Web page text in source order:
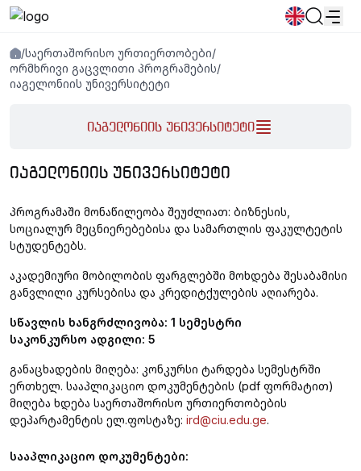
სიახლეები განცხადებები
ახალი სტუდენტური მოწვევადირექტორიაᲙალენდარი
საცხოვრებელი
/საერთაშორისო ურთიერთობები/
ორმხრივი გაცვლითი პროგრამების/
იაგელონიის უნივერსიტეტი
იაგელონიის უნივერსიტეტი
ᲘᲐᲒᲔᲚᲝᲜᲘᲘᲡ ᲣᲜᲘᲕᲔᲠᲡᲘᲢᲔᲢᲘ
პროგრამაში მონაწილეობა შეუძლიათ: ბიზნესის,
სოციალურ მეცნიერებებისა და სამართლის ფაკულტეტის
სტუდენტებს.
აკადემიური მობილობის ფარგლებში მოხდება შესაბამისი
განვლილი კურსებისა და კრედიტქულების აღიარება.
სწავლის ხანგრძლივობა: 1 სემესტრი
საკონკურსო ადგილი: 5
განაცხადების მიღება: კონკურსი ტარდება სემესტრში
ერთხელ. სააპლიკაციო დოკუმენტების (pdf ფორმატით)
მიღება ხდება საერთაშორისო ურთიერთობების
დეპარტამენტის ელ.ფოსტაზე: ird@ciu.edu.ge.
სააპლიკაციო დოკუმენტები: